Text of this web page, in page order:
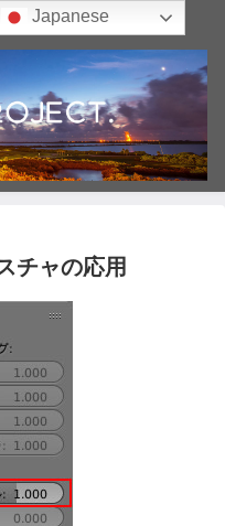
記ブログ
チャの応用
Japanese